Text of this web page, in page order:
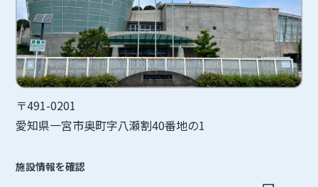
〒491-0201
愛知県一宮市奥町字八瀬割40番地の1
施設情報を確認